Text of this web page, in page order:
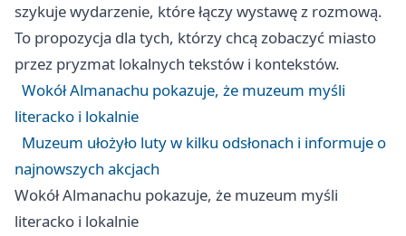
szykuje wydarzenie, które łączy wystawę z rozmową.
To propozycja dla tych, którzy chcą zobaczyć miasto
przez pryzmat lokalnych tekstów i kontekstów.
Wokół Almanachu pokazuje, że muzeum myśli
literacko i lokalnie
Muzeum ułożyło luty w kilku odsłonach i informuje o
najnowszych akcjach
Wokół Almanachu pokazuje, że muzeum myśli
literacko i lokalnie